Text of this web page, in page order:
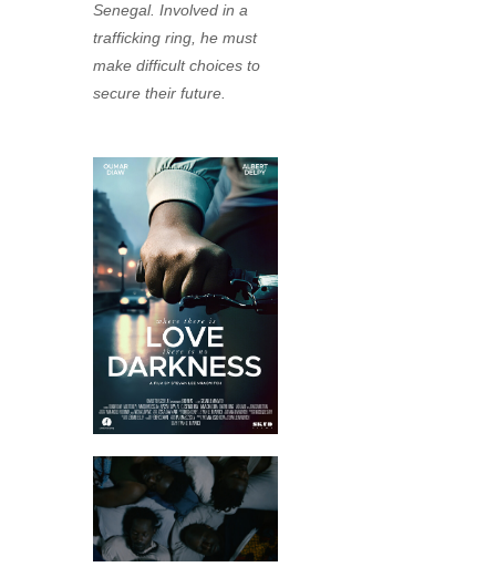
Senegal. Involved in a
trafficking ring, he must
make difficult choices to
secure their future.